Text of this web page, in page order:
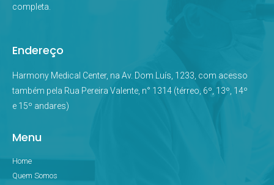
completa.
Endereço
Harmony Medical Center, na Av. Dom Luís, 1233, com acesso
também pela Rua Pereira Valente, n° 1314 (térreo, 6º, 13º, 14º
e 15º andares)
Menu
Home
Quem Somos